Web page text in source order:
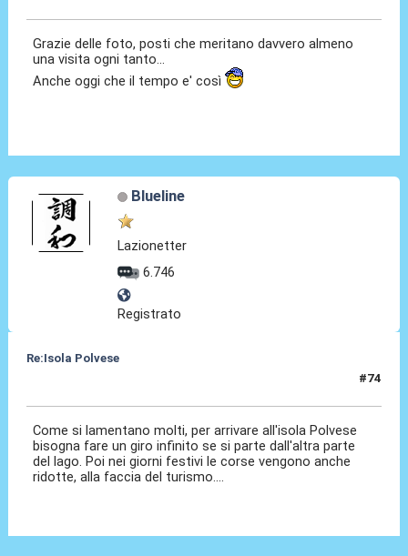
Grazie delle foto, posti che meritano davvero almeno
una visita ogni tanto...
Anche oggi che il tempo e' così
Blueline
Lazionetter
6.746
Registrato
Re:Isola Polvese
#74
Come si lamentano molti, per arrivare all'isola Polvese
bisogna fare un giro infinito se si parte dall'altra parte
del lago. Poi nei giorni festivi le corse vengono anche
ridotte, alla faccia del turismo....